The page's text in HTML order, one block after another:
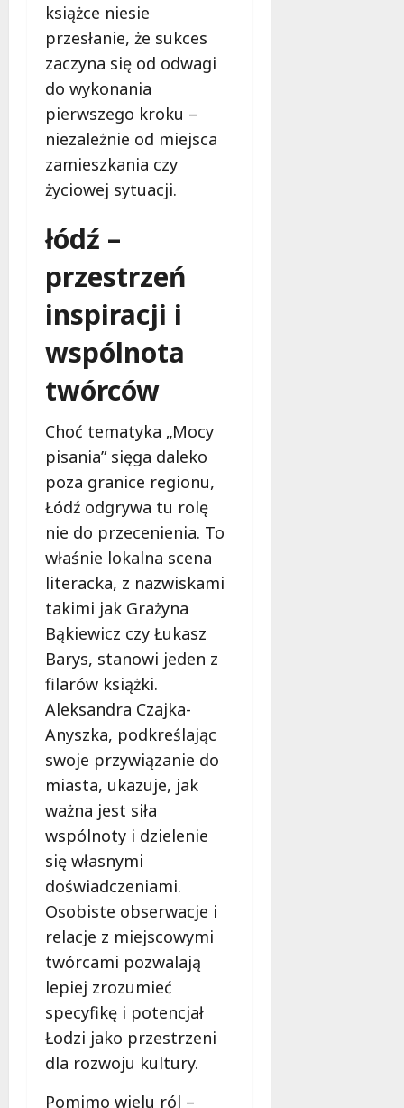
książce niesie
przesłanie, że sukces
zaczyna się od odwagi
do wykonania
pierwszego kroku –
niezależnie od miejsca
zamieszkania czy
życiowej sytuacji.
łódź –
przestrzeń
inspiracji i
wspólnota
twórców
Choć tematyka „Mocy
pisania” sięga daleko
poza granice regionu,
Łódź odgrywa tu rolę
nie do przecenienia. To
właśnie lokalna scena
literacka, z nazwiskami
takimi jak Grażyna
Bąkiewicz czy Łukasz
Barys, stanowi jeden z
filarów książki.
Aleksandra Czajka-
Anyszka, podkreślając
swoje przywiązanie do
miasta, ukazuje, jak
ważna jest siła
wspólnoty i dzielenie
się własnymi
doświadczeniami.
Osobiste obserwacje i
relacje z miejscowymi
twórcami pozwalają
lepiej zrozumieć
specyfikę i potencjał
Łodzi jako przestrzeni
dla rozwoju kultury.
Pomimo wielu ról –